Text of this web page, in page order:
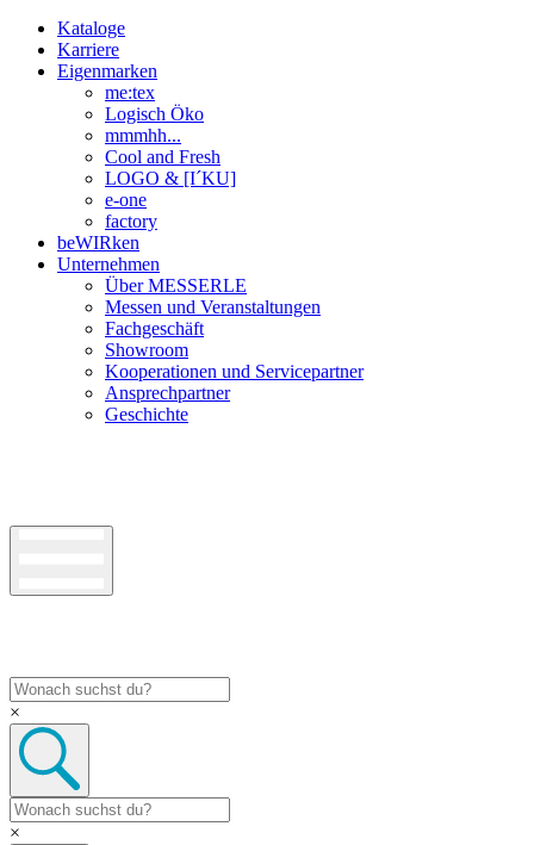
Kataloge
Karriere
Eigenmarken
me:tex
Logisch Öko
mmmhh...
Cool and Fresh
LOGO & [I´KU]
e-one
factory
beWIRken
Unternehmen
Über MESSERLE
Messen und Veranstaltungen
Fachgeschäft
Showroom
Kooperationen und Servicepartner
Ansprechpartner
Geschichte
×
×